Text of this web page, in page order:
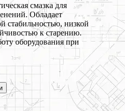
смазка для
Обладает
стабильностью, низкой
к старению.
оборудования при